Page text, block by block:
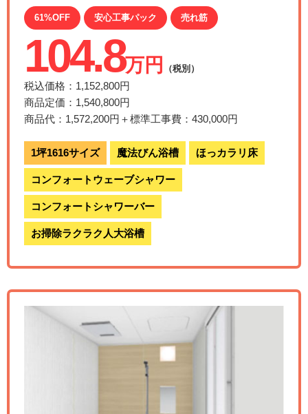
61%OFF 安心工事パック 売れ筋
104.8万円 （税別）
税込価格：1,152,800円
商品定価：1,540,800円
商品代：1,572,200円＋標準工事費：430,000円
1坪1616サイズ 魔法びん浴槽 ほっカラリ床
コンフォートウェーブシャワー
コンフォートシャワーバー
お掃除ラクラク人大浴槽